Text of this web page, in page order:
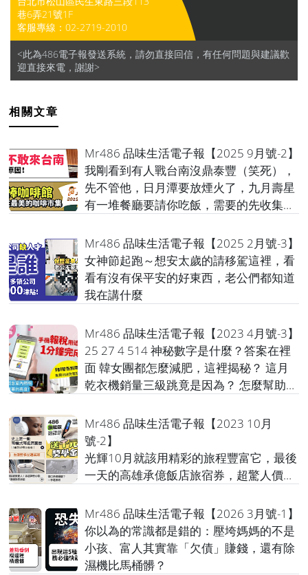
巷6弄21號1F
客服專線： 02-2719-2010
<此為486電子報發送系統，請勿直接回信，有任何問題與建議歡
迎直接來電，謝謝>
相關文章
Mr486 品味生活電子報【2025 9月號-2】
我剛看到有人戰台南沒鼎泰豐（笑死），
先不管他，日月潭要放煙火了，九月壽星
有一堆餐廳要請你吃飯，需要的先收集起
Mr486 品味生活電子報【2025 2月號-3】
女神節起跑～想安太歲的請移駕這裡，看
看有沒有保平安的好東西，老公們都知道
我在講什麼
Mr486 品味生活電子報【2023 4月號-3】
25 27 4 514 神秘數字是什麼？答案在裡
面 韓女團都怎麼減肥，這裡揭秘？ 這月
乾衣機銷量三級跳竟是因為？ 怎麼幫助深
Mr486 品味生活電子報【2023 10月
號-2】
光輝10月就該用精彩的旅程豐富它，最後
一天的高雄承億飯店旅宿券，超驚人價
Mr486 品味生活電子報【2026 3月號-1】
你以為的常識都是錯的：壓垮媽媽的不是
小孩、富人其實靠「欠債」賺錢，還有除
濕機比馬桶髒？